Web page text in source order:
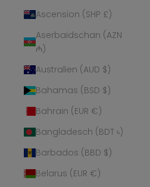
Ascension (SHP £)
Aserbaidschan (AZN
₼)
Australien (AUD $)
Bahamas (BSD $)
Bahrain (EUR €)
Bangladesch (BDT ৳)
Barbados (BBD $)
Belarus (EUR €)